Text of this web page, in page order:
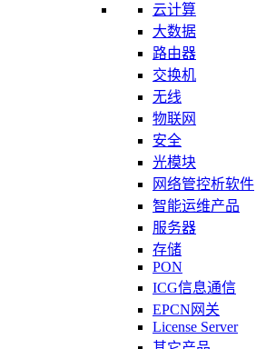
云计算
大数据
路由器
交换机
无线
物联网
安全
光模块
网络管控析软件
智能运维产品
服务器
存储
PON
ICG信息通信
EPCN网关
License Server